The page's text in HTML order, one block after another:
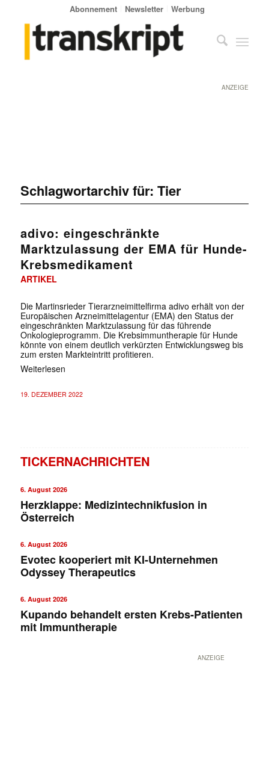
Abonnement Newsletter Werbung
ANZEIGE
Schlagwortarchiv für: Tier
adivo: eingeschränkte
Marktzulassung der EMA für Hunde-
Krebsmedikament
ARTIKEL
Die Martinsrieder Tierarzneimittelfirma adivo erhält von der
Europäischen Arzneimittelagentur (EMA) den Status der
eingeschränkten Marktzulassung für das führende
Onkologieprogramm. Die Krebsimmuntherapie für Hunde
könnte von einem deutlich verkürzten Entwicklungsweg bis
zum ersten Markteintritt profitieren.
Weiterlesen
19. DEZEMBER 2022
TICKERNACHRICHTEN
6. August 2026
Herzklappe: Medizintechnikfusion in
Österreich
6. August 2026
Evotec kooperiert mit KI-Unternehmen
Odyssey Therapeutics
6. August 2026
Kupando behandelt ersten Krebs-Patienten
mit Immuntherapie
ANZEIGE